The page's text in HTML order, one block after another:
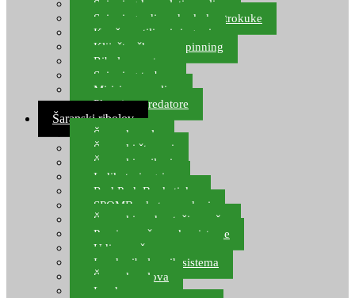
Spinning kompleti varalica
Spinning udice, dvokuke, trokuke
Kopče, vrtilice i ringovi
Kliješta, škare za spinning
Ribolov pastrve
Spinning torbe
Mirisi za varalice
Plovci za predatore
Šaranski ribolov
Šaranske role
Šaranski štapovi
Šaranski najloni
Indikatori ugriza
Rod Pod, Banksticks
SPOMB rakete, markeri
Šaranski podmetači, mreže
Pernice za šaranske sisteme
Udice za šarana, amura
Izrada ribolovnih sistema
Šaranska olova
Leadcore